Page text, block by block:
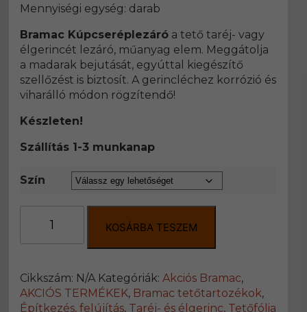
was:
is:
Mennyiségi egység: darab
Bramac Kúpcseréplezáró a tető taréj- vagy
élgerincét lezáró, műanyag elem. Meggátolja
a madarak bejutását, egyúttal kiegészítő
szellőzést is biztosít. A gerincléchez korrózió és
viharálló módon rögzítendő!
Készleten!
Szállítás 1-3 munkanap
Szín
Kúpcseréplezáró
mennyiség
KOSÁRBA TESZEM
Cikkszám: N/A Kategóriák:Akciós Bramac,
AKCIÓS TERMÉKEK, Bramac tetőtartozékok,
Építkezés, felújítás, Taréj- és élgerinc, Tetőfólia